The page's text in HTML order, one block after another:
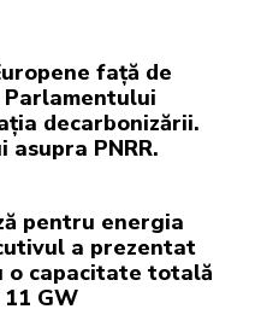
față de
decarbonizării.
PNRR.
pentru energia
a prezentat
o capacitate totală
GW